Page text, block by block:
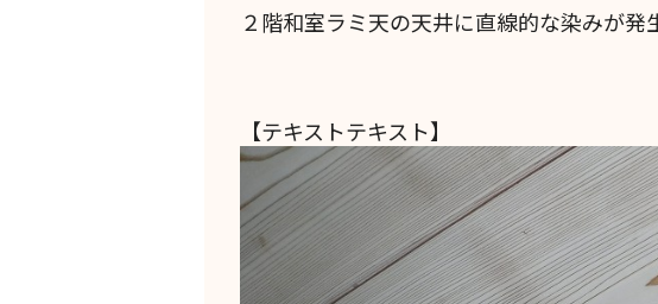
２階和室ラミ天の天井に直線的な染みが発
【テキストテキスト】